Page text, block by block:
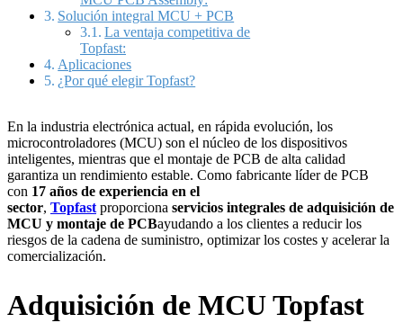
Solución integral MCU + PCB
La ventaja competitiva de
Topfast:
Aplicaciones
¿Por qué elegir Topfast?
En la industria electrónica actual, en rápida evolución, los
microcontroladores (MCU) son el núcleo de los dispositivos
inteligentes, mientras que el montaje de PCB de alta calidad
garantiza un rendimiento estable. Como fabricante líder de PCB
con 17 años de experiencia en el
sector, Topfast proporciona servicios integrales de adquisición de
MCU y montaje de PCBayudando a los clientes a reducir los
riesgos de la cadena de suministro, optimizar los costes y acelerar la
comercialización.
Adquisición de MCU Topfast